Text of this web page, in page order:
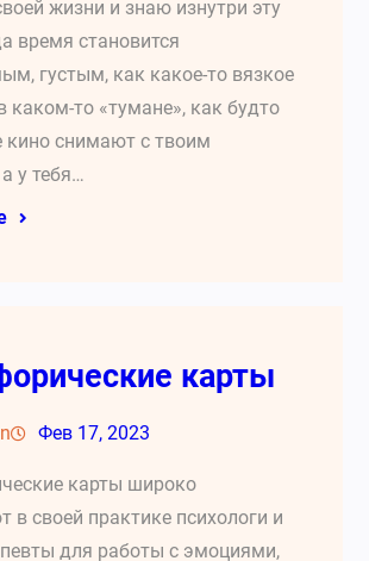
жизни и знаю изнутри эту
время становится
густым, как какое-то вязкое
каком-то «тумане», как будто
кино снимают с твоим
у тебя…
карты
Фев 17, 2023
карты широко
в своей практике психологи и
для работы с эмоциями,